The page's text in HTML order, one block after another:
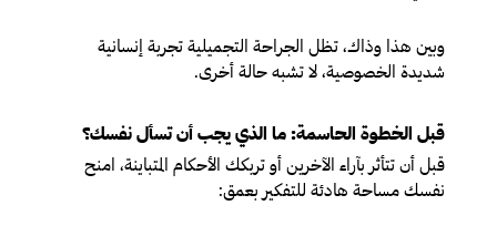
وبين هذا وذاك، تظل الجراحة التجميلية تجربة إنسانية
شديدة الخصوصية، لا تشبه حالة أخرى.
قبل الخطوة الحاسمة: ما الذي يجب أن تسأل نفسك؟
قبل أن تتأثر بآراء الآخرين أو تربكك الأحكام المتباينة، امنح
نفسك مساحة هادئة للتفكير بعمق: